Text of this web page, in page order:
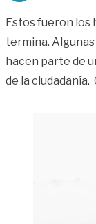
Estos fueron los
termina.
hacen parte de
de la